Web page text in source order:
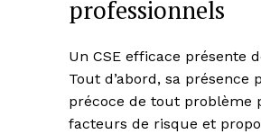
professionnels
Un CSE efficace présente
Tout d’abord, sa
précoce de tout problème
facteurs de risque et